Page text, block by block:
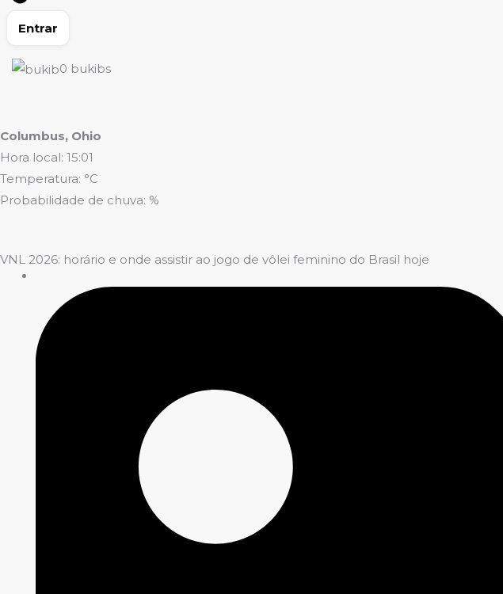
Entrar
0 bukibs
Columbus, Ohio
Hora local: 15:01
Temperatura: °C
Probabilidade de chuva: %
VNL 2026: horário e onde assistir ao jogo de vôlei feminino do Brasil hoje